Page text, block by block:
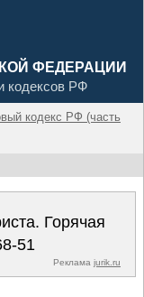
ФЕДЕРАЦИИ
кодексов РФ
кодекс РФ (часть
Горячая
51
Реклама jurik.ru